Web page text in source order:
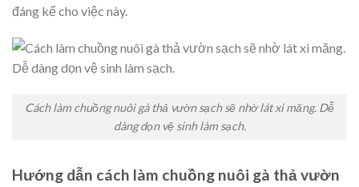
đáng kể cho việc này.
Cách làm chuồng nuôi gà thả vườn sạch sẽ nhờ lát xi măng. Dễ
dàng dọn vệ sinh làm sạch.
Hướng dẫn cách làm chuồng nuôi gà thả vườn